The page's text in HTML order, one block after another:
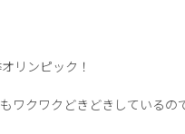
リンピック！
ワクワクどきどきしているの